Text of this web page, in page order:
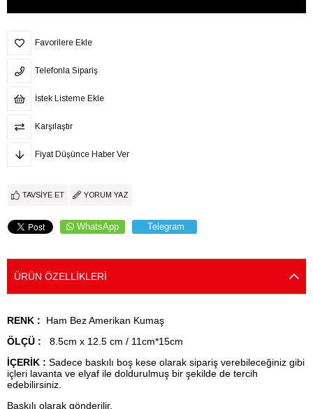
Favorilere Ekle
Telefonla Sipariş
İstek Listeme Ekle
Karşılaştır
Fiyat Düşünce Haber Ver
TAVSIYE ET YORUM YAZ
WhatsApp Telegram
ÜRÜN ÖZELLIKLERI
RENK : Ham Bez Amerikan Kumaş
ÖLÇÜ : 8.5cm x 12.5 cm / 11cm*15cm
İÇERİK : Sadece baskılı boş kese olarak sipariş verebileceğiniz gibi
içleri lavanta ve elyaf ile doldurulmuş bir şekilde de tercih
edebilirsiniz.
Baskılı olarak gönderilir.